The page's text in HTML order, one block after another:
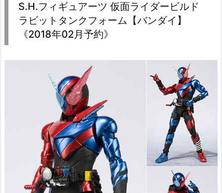
S.H.フィギュアーツ 仮面ライダービルド
ラビットタンクフォーム【バンダイ】
《2018年02月予約》